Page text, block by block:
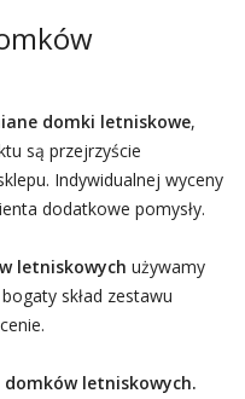
domki letniskowe,
są przejrzyście
Indywidualnej wyceny
dodatkowe pomysły.
letniskowych używamy
skład zestawu
letniskowych.